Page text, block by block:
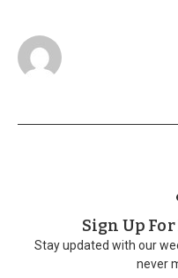
Sign Up
Stay updated with our
never